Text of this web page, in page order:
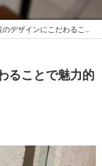
にこだわることで魅力的な空間の創造を!!
ることで魅力的